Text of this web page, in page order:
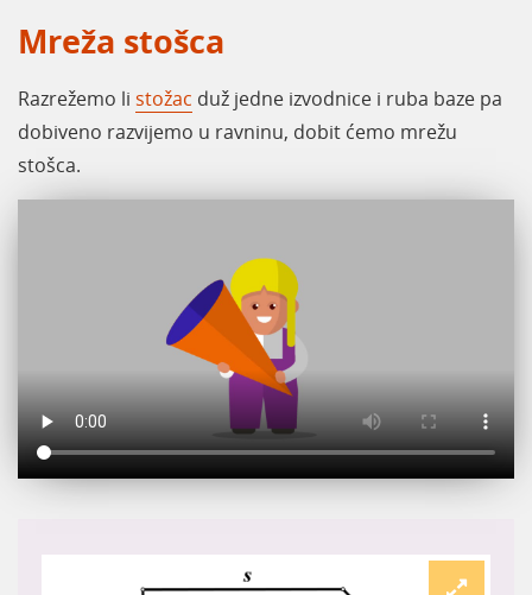
Mreža stošca
Razrežemo li stožac duž jedne izvodnice i ruba baze pa
dobiveno razvijemo u ravninu, dobit ćemo mrežu
stošca.